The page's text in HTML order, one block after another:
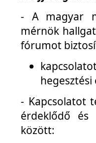
- A magyar
mérnök
fórumot
- Kapcsolatot
érdeklődő és
között: